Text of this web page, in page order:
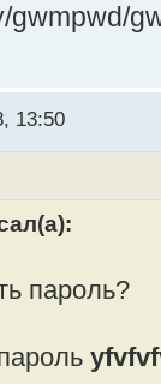
gwmpwd/
13:50
пароль?